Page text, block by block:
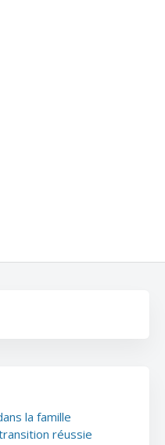
la famille
réussie